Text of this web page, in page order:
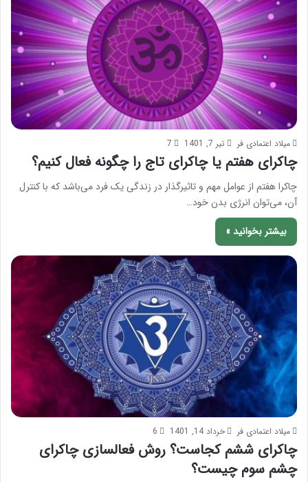
میلاد اعتمادی فر تیر 7, 1401 7
چاکرای هفتم یا چاکرای تاج را چگونه فعال کنیم؟
چاکرا هفتم از عوامل مهم و تاثیرگذار در زندگی یک فرد می‌باشد که با کنترل
آن، می‌توان انرژی بدن خود…
بیشتر بخوانید »
میلاد اعتمادی فر خرداد 14, 1401 6
چاکرای ششم کجاست؟ روش فعالسازی چاکرای
چشم سوم چیست؟